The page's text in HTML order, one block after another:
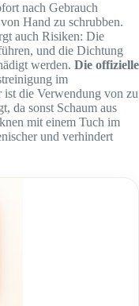
nach Gebrauch
Hand zu schrubben.
auch Risiken: Die
und die Dichtung
werden. Die offizielle
im
ist die Verwendung von zu
da sonst Schaum aus
mit einem Tuch im
und verhindert